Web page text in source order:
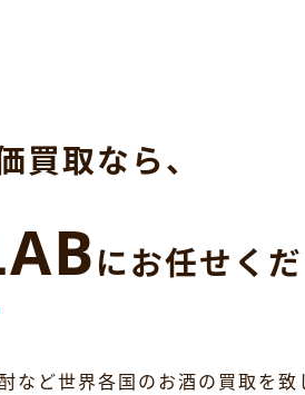
買取なら、
にお任せくだ
ど世界各国のお酒の買取を致